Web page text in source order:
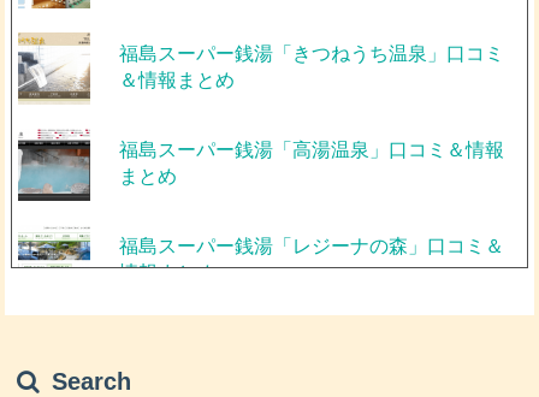
福島スーパー銭湯「きつねうち温泉」口コミ
＆情報まとめ
福島スーパー銭湯「高湯温泉」口コミ＆情報
まとめ
福島スーパー銭湯「レジーナの森」口コミ＆
情報まとめ
まとめ
Search